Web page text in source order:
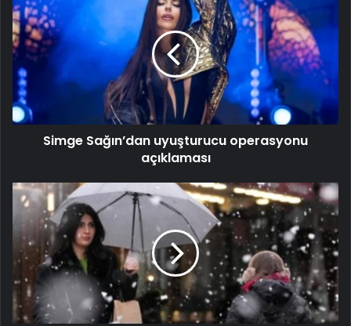
Simge Sağın’dan uyuşturucu operasyonu
açıklaması